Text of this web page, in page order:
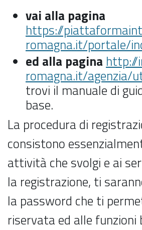
vai alla pagina
https://
romagna.it/portale/
ed alla pagina http://
romagna.it/agenzia/
trovi il manuale di
base.
La procedura di
consistono
attività che svolgi e ai
la registrazione, ti
la password che ti
riservata ed alle